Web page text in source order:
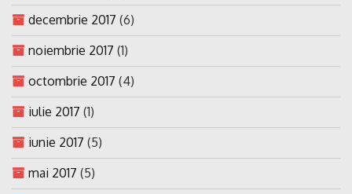
decembrie 2017 (6)
noiembrie 2017 (1)
octombrie 2017 (4)
iulie 2017 (1)
iunie 2017 (5)
mai 2017 (5)